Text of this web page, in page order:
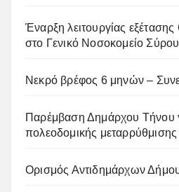
Έναρξη λειτουργίας
στο Γενικό Νοσοκομείο Σύρου
Νεκρό βρέφος 6 μηνών –
Παρέμβαση Δημάρχου Τήνου
πολεοδομικής μεταρρύθμισης
Ορισμός Αντιδημάρχων